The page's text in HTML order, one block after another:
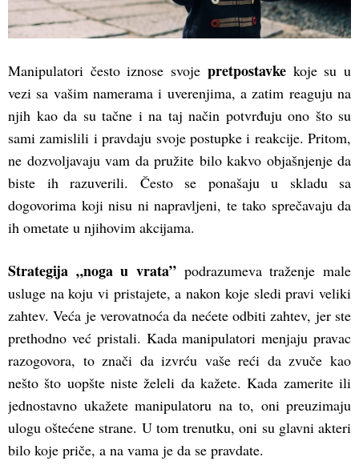
Manipulatori često iznose svoje pretpostavkekoje su u
vezi sa vašim namerama i uverenjima, a zatim reaguju na
njih kao da su tačne i na taj način potvrđuju ono što su
sami zamislili i pravdaju svoje postupke i reakcije. Pritom,
ne dozvoljavaju vam da pružite bilo kakvo objašnjenje da
biste ih razuverili. Često se ponašaju u skladu sa
dogovorima koji nisu ni napravljeni, te tako sprečavaju da
ih ometate u njihovim akcijama.
Strategija „noga u vrata” podrazumeva traženje male
usluge na koju vi pristajete, a nakon koje sledi pravi veliki
zahtev. Veća je verovatnoća da nećete odbiti zahtev, jer ste
prethodno već pristali. Kada manipulatori menjaju pravac
razogovora, to znači da izvrću vaše reći da zvuče kao
nešto što uopšte niste želeli da kažete. Kada zamerite ili
jednostavno ukažete manipulatoru na to, oni preuzimaju
ulogu oštećene strane. U tom trenutku, oni su glavni akteri
bilo koje priče, a na vama je da se pravdate.